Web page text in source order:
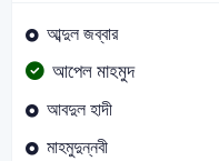
আব্দুল জব্বার
আপেল মাহমুদ
আবদুল হাদী
মাহমুদুন্নবী